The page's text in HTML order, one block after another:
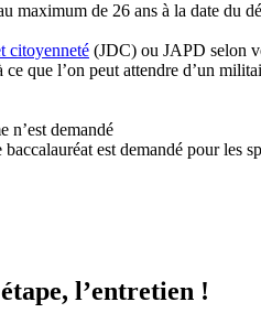
maximum de 26 ans à la date du
citoyenneté (JDC) ou JAPD selon
que l’on peut attendre d’un
n’est demandé
est demandé pour les
l’entretien !